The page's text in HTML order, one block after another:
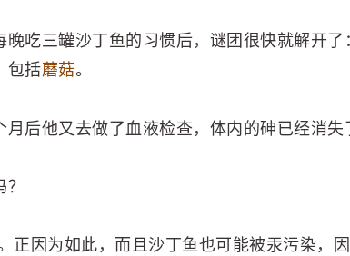
吃三罐沙丁鱼的习惯后，谜团很快就解开了
包括蘑菇。
后他又去做了血液检查，体内的砷已经消失
正因为如此，而且沙丁鱼也可能被汞污染，